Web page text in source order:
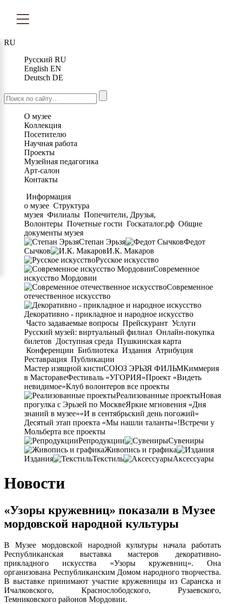
RU
Русский RU
English EN
Deutsch DE
О музее
Коллекция
Посетителю
Научная работа
Проекты
Музейная педагогика
Арт-салон
Контакты
Информация
о музее Структура
музея Филиалы Попечители, Друзья,
Волонтеры Почетные гости Госкаталог.рф Общие
документы музея
Степан Эрьзя
Федот
Сычков
И.К. Макаров
Русское искусство
Современное
искусство Мордовии
Современное
отечественное искусство
Декоративно - прикладное и народное искусство
Часто задаваемые вопросы Прейскурант Услуги
Русский музей: виртуальный филиал Онлайн-покупка
билетов Доступная среда Пушкинская карта
Конференции Библиотека Издания Атрибуция
Реставрация Публикации
Мастер изящной кистиСОЮЗ ЭРЬЗЯ ФИЛЬМКиммерия
в МасторавеФестиваль «УГОРИЯ»Проект «Видеть
невидимое»Клуб волонтеров все проекты
Реализованные проектыНовая
прогулка с Эрьзей по МосквеЯркие мгновения «Дня
знаний в музее»«И в сентябрьский день погожий»
Десятый этап проекта «Мы нашли таланты»!Встречи у
Мольберта все проекты
Репродукции
Сувениры
Живопись и графика
Издания
Текстиль Аксессуары
Новости
«Узоры кружевниц» показали в Музее
мордовской народной культуры
В Музее мордовской народной культуры начала работать
Республиканская выставка мастеров декоративно-
прикладного искусства «Узоры кружевниц». Она
организована Республиканским Домом народного творчества.
В выставке принимают участие кружевницы из Саранска и
Ичалковского, Краснослободского, Рузаевского,
Темниковского районов Мордовии.